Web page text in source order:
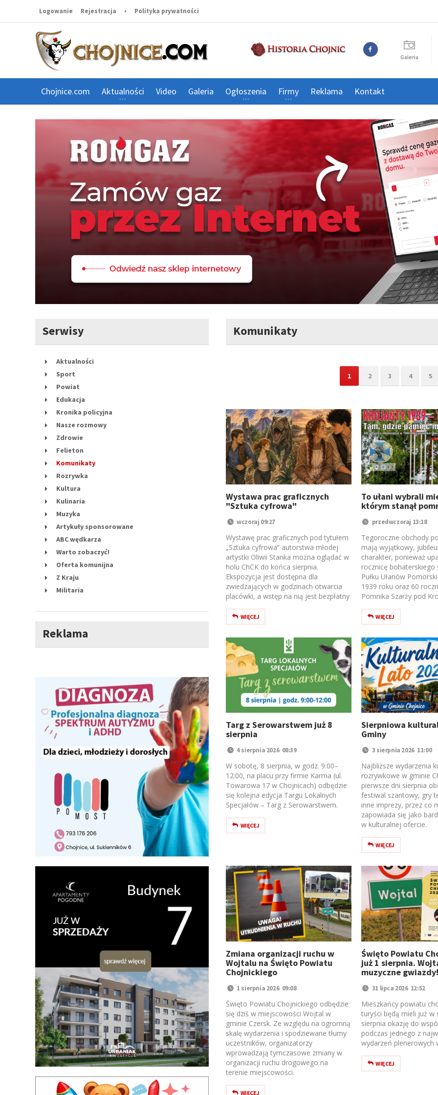
Logowanie Rejestracja • Polityka prywatności
Galeria
Chojnice.com Aktualności Video Galeria Ogłoszenia Firmy Reklama Kontakt
Serwisy
Aktualności
Sport
Powiat
Edukacja
Kronika policyjna
Nasze rozmowy
Zdrowie
Felieton
Komunikaty
Rozrywka
Kultura
Kulinaria
Muzyka
Artykuły sponsorowane
ABC wędkarza
Warto zobaczyć!
Oferta komunijna
Z Kraju
Militaria
Reklama
Komunikaty
1 2 3 4 5
Wystawa prac graficznych
"Sztuka cyfrowa"
wczoraj 09:27
Wystawę prac graficznych pod tytułem
„Sztuka cyfrowa” autorstwa młodej
artystki Oliwii Stanka można oglądać w
holu ChCK do końca sierpnia.
Ekspozycja jest dostępna dla
zwiedzających w godzinach otwarcia
placówki, a wstęp na nią jest bezpłatny.
WIĘCEJ
To ułani wybrali
którym stanął
przedwczoraj 13:18
Tegoroczne obchody
mają wyjątkowy,
charakter, ponieważ
rocznicę bohaterskiego
Pułku Ułanów
1939 roku oraz 60
Pomnika Szarży pod
WIĘCEJ
Targ z Serowarstwem już 8
sierpnia
4 sierpnia 2026 08:39
W sobotę, 8 sierpnia, w godz. 9:00–
12:00, na placu przy firmie Karma (ul.
Towarowa 17 w Chojnicach) odbędzie
się kolejna edycja Targu Lokalnych
Specjałów – Targ z Serowarstwem.
WIĘCEJ
Sierpniowa
Gminy
3 sierpnia 2026 11:00
Najbliższe wydarzenia
rozrywkowe w gminie
pierwsze dni sierpnia
festiwal szantowy, gry
inne imprezy, przez co
zapowiada się jako
w kulturalnej ofercie.
WIĘCEJ
Zmiana organizacji ruchu w
Wojtalu na Święto Powiatu
Chojnickiego
1 sierpnia 2026 09:08
Święto Powiatu Chojnickiego odbędzie
się dziś w miejscowości Wojtal w
gminie Czersk. Ze względu na ogromną
skalę wydarzenia i spodziewane tłumy
uczestników, organizatorzy
wprowadzają tymczasowe zmiany w
organizacji ruchu drogowego na
terenie miejscowości.
WIĘCEJ
Święto Powiatu
już 1 sierpnia.
muzyczne gwiazdy!
31 lipca 2026 12:52
Mieszkańcy powiatu
turyści będą mieli już w
sierpnia okazję do
podczas jednego z
wydarzeń plenerowych
WIĘCEJ